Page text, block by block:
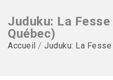
Juduku: La
Québec)
Accueil / Juduku: La